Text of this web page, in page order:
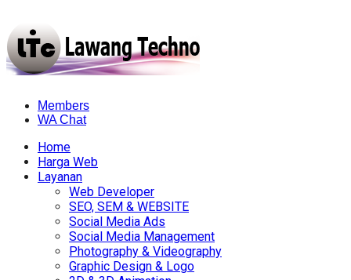
Members
WA Chat
Home
Harga Web
Layanan
Web Developer
SEO, SEM & WEBSITE
Social Media Ads
Social Media Management
Photography & Videography
Graphic Design & Logo